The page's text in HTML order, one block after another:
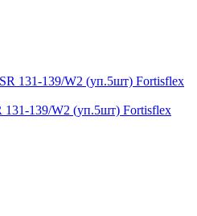
139/W2 (уп.5шт) Fortisflex